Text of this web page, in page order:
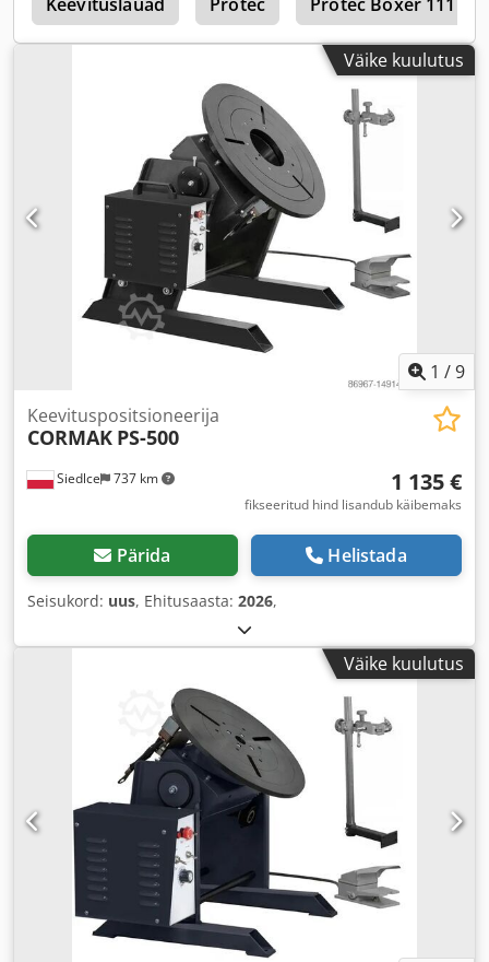
Väike kuulutus
1 /9
Siedlce 737 km
Keevituspositsioneerija
CORMAK PS-500
1 135 €
fikseeritud hind lisandub käibemaks
Pärida Helistada
Seisukord: uus, Ehitusaasta: 2026,
Väike kuulutus